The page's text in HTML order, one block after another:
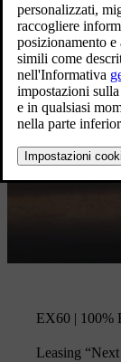
EX60 | 100%
Leasing